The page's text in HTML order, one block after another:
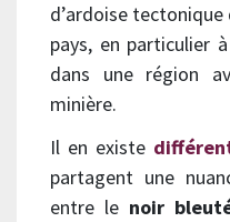
d’ardoise
pays, en particulier
dans une région
minière.
Il en existe
partagent une
entre le noir